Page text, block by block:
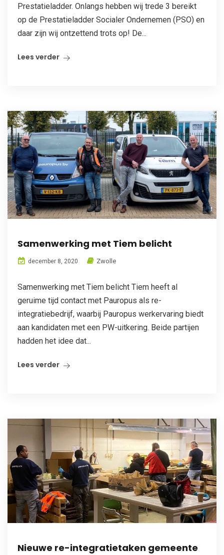
Prestatieladder. Onlangs hebben wij trede 3 bereikt
op de Prestatieladder Socialer Ondernemen (PSO) en
daar zijn wij ontzettend trots op! De...
Lees verder
Samenwerking met Tiem belicht
december 8, 2020 Zwolle
Samenwerking met Tiem belicht Tiem heeft al
geruime tijd contact met Pauropus als re-
integratiebedrijf, waarbij Pauropus werkervaring biedt
aan kandidaten met een PW-uitkering. Beide partijen
hadden het idee dat...
Lees verder
Nieuwe re-integratietaken gemeente